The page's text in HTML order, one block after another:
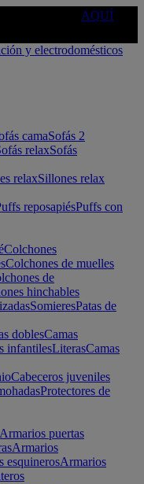
AQUÍ
camaSofás 2
relaxSofás
relaxSillones relax
reposapiésPuffs con
Colchones
Colchones de muelles
de
hinchables
SomieresPatas de
doblesCamas
infantilesLiterasCamas
Cabeceros juveniles
Protectores de
Armarios puertas
Armarios
esquinerosArmarios